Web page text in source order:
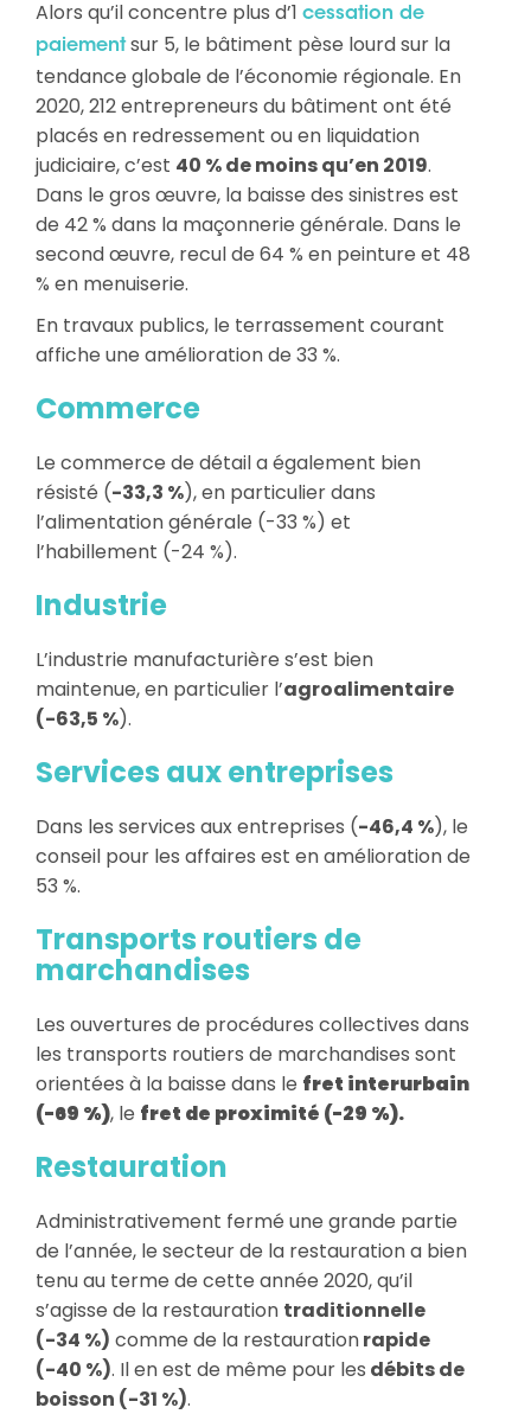
Alors qu’il concentre plus d’1 cessation de
paiementsur 5, le bâtiment pèse lourd sur la
tendance globale de l’économie régionale. En
2020, 212 entrepreneurs du bâtiment ont été
placés en redressement ou en liquidation
judiciaire, c’est 40 % de moins qu’en 2019.
Dans le gros œuvre, la baisse des sinistres est
de 42 % dans la maçonnerie générale. Dans le
second œuvre, recul de 64 % en peinture et 48
% en menuiserie.
En travaux publics, le terrassement courant
affiche une amélioration de 33 %.
Commerce
Le commerce de détail a également bien
résisté (-33,3 %), en particulier dans
l’alimentation générale (-33 %) et
l’habillement (-24 %).
Industrie
L’industrie manufacturière s’est bien
maintenue, en particulier l’agroalimentaire
(-63,5 %).
Services aux entreprises
Dans les services aux entreprises (-46,4 %), le
conseil pour les affaires est en amélioration de
53 %.
Transports routiers de
marchandises
Les ouvertures de procédures collectives dans
les transports routiers de marchandises sont
orientées à la baisse dans le fret interurbain
(-69 %), le fret de proximité (-29 %).
Restauration
Administrativement fermé une grande partie
de l’année, le secteur de la restauration a bien
tenu au terme de cette année 2020, qu’il
s’agisse de la restauration traditionnelle
(-34 %) comme de la restaurationrapide
(-40 %). Il en est de même pour les débits de
boisson (-31 %).